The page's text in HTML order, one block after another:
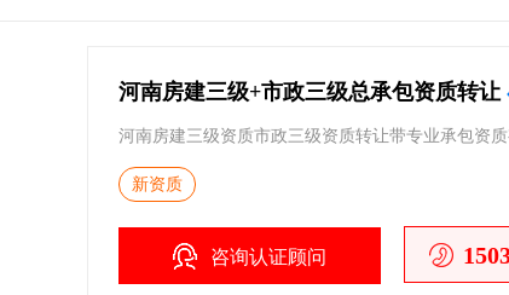
河南房建三级+市政三级总承包资质转让
河南房建三级资质市政三级资质转让带专业承包资
新资质
咨询认证顾问